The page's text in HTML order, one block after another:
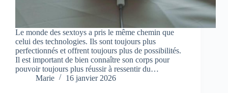
Le monde des sextoys a pris le même chemin que
celui des technologies. Ils sont toujours plus
perfectionnés et offrent toujours plus de possibilités.
Il est important de bien connaître son corps pour
pouvoir toujours plus réussir à ressentir du…
Marie
16 janvier 2026